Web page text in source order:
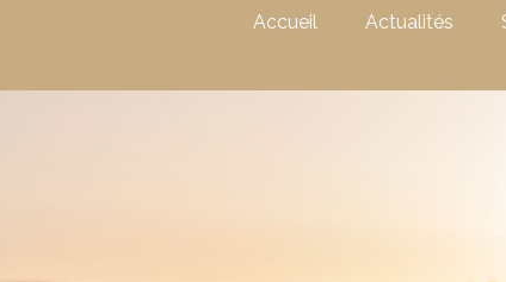
Accueil Actualités